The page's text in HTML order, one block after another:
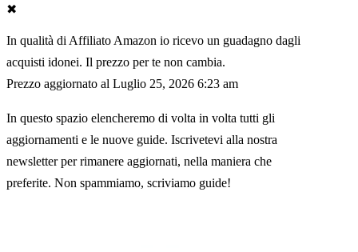
✖
Luglio 25, 2026 6:23 am
In questo spazio elencheremo di volta in volta tutti gli
aggiornamenti e le nuove guide. Iscrivetevi alla nostra
newsletter per rimanere aggiornati, nella maniera che
preferite. Non spammiamo, scriviamo guide!